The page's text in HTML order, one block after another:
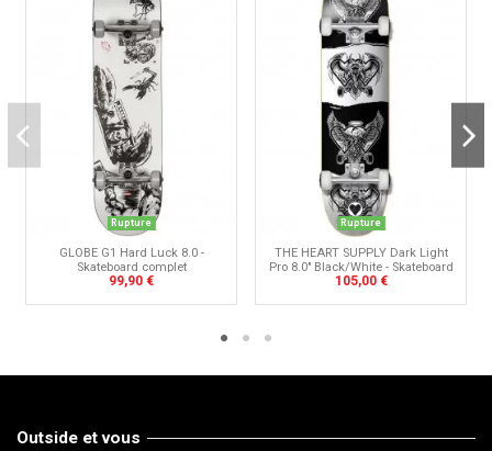
Rupture
GLOBE G1 Hard Luck 8.0 -
Skateboard complet
99,90 €
Rupture
THE HEART SUPPLY Dark Light
Pro 8.0" Black/White - Skateboard
complet
105,00 €
Outside et vous